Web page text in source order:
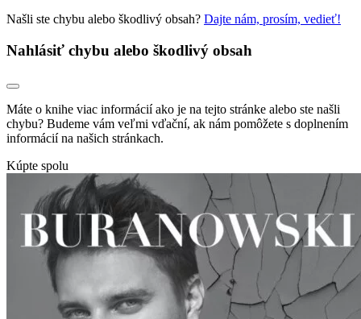
Našli ste chybu alebo škodlivý obsah? Dajte nám, prosím, vedieť!
Nahlásiť chybu alebo škodlivý obsah
Máte o knihe viac informácií ako je na tejto stránke alebo ste našli
chybu? Budeme vám veľmi vďační, ak nám pomôžete s doplnením
informácií na našich stránkach.
Kúpte spolu